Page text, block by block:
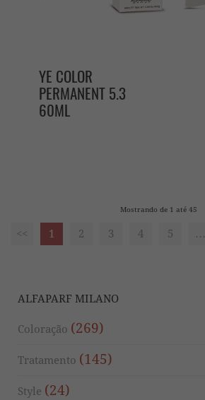
YE COLOR
PERMANENT 5.3
60ML
Mostrando de 1 até 45
<< 1 2 3 4 5 …
ALFAPARF MILANO
Coloração (269)
Tratamento (145)
Style (24)